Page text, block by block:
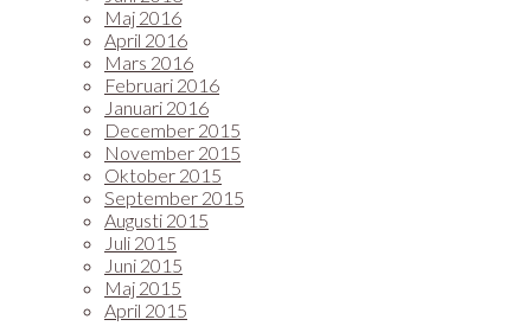
Maj 2016
April 2016
Mars 2016
Februari 2016
Januari 2016
December 2015
November 2015
Oktober 2015
September 2015
Augusti 2015
Juli 2015
Juni 2015
Maj 2015
April 2015